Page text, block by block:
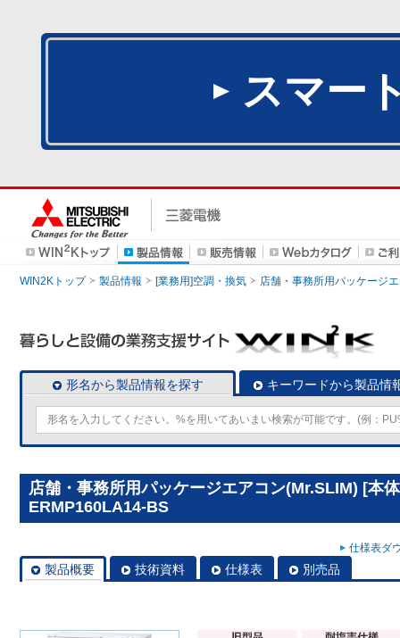
スマー
WIN2Kトップ 製品情報 [業務用]空調・換気 店舗・事務所用パッケージ
形名から製品情報を探す キーワードから製品情
店舗・事務所用パッケージエアコン(Mr.SLIM) [本
ERMP160LA14-BS
仕様表ダ
製品概要 技術資料 仕様表 別売品